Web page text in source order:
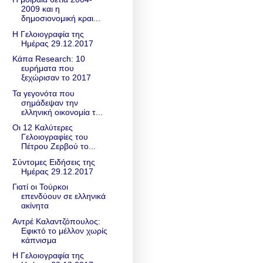
2009 και η
δημοσιονομική κραι...
Η Γελοιογραφία της
Ημέρας 29.12.2017
Κάπα Research: 10
ευρήματα που
ξεχώρισαν το 2017
Τα γεγονότα που
σημάδεψαν την
ελληνική οικονομία τ...
Οι 12 Καλύτερες
Γελοιογραφίες του
Πέτρου Ζερβού το...
Σύντομες Ειδήσεις της
Ημέρας 29.12.2017
Γιατί οι Τούρκοι
επενδύουν σε ελληνικά
ακίνητα
Αντρέ Καλαντζόπουλος:
Εφικτό το μέλλον χωρίς
κάπνισμα
Η Γελοιογραφία της